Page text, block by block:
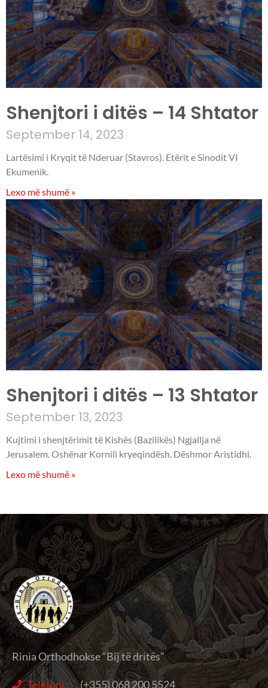
Shenjtori i ditës – 14 Shtator
September 14, 2023
Lartësimi i Kryqit të Nderuar (Stavros). Etërit e Sinodit VI
Ekumenik.
Lexo më shumë »
Shenjtori i ditës – 13 Shtator
September 13, 2023
Kujtimi i shenjtërimit të Kishës (Bazilikës) Ngjallja në
Jerusalem. Oshënar Kornili kryeqindësh. Dëshmor Aristidhi.
Lexo më shumë »
Rinia Orthodhokse “Bij të dritës”
Telefoni :
(+355) 068 200 5524